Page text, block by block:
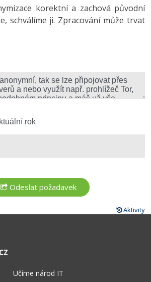
specialista
(AI) -10%
bezpečnost
korektní a zachová původní
schválíme ji. Zpracování může trvat
rok
Aktivity
Učíme národ IT